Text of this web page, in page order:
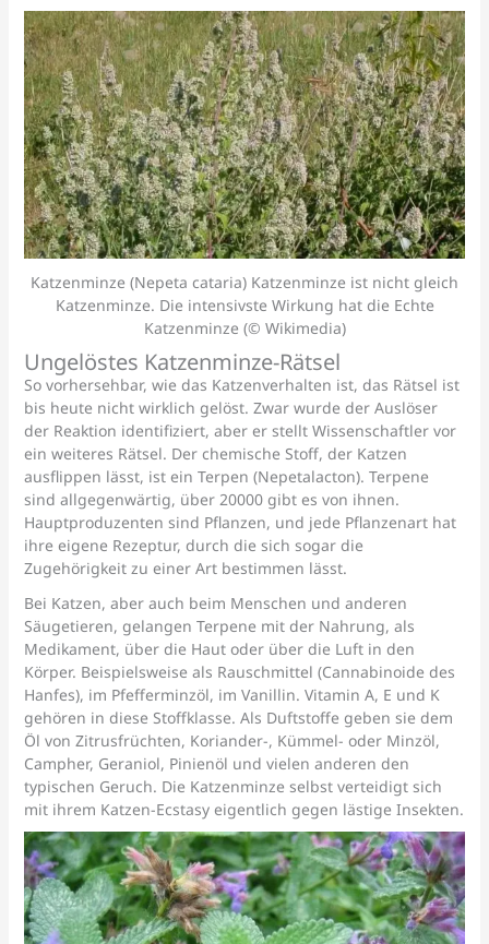
Katzenminze (Nepeta cataria) Katzenminze ist nicht gleich
Katzenminze. Die intensivste Wirkung hat die Echte
Katzenminze (© Wikimedia)
Ungelöstes Katzenminze-Rätsel
So vorhersehbar, wie das Katzenverhalten ist, das Rätsel ist
bis heute nicht wirklich gelöst. Zwar wurde der Auslöser
der Reaktion identifiziert, aber er stellt Wissenschaftler vor
ein weiteres Rätsel. Der chemische Stoff, der Katzen
ausflippen lässt, ist ein Terpen (Nepetalacton). Terpene
sind allgegenwärtig, über 20000 gibt es von ihnen.
Hauptproduzenten sind Pflanzen, und jede Pflanzenart hat
ihre eigene Rezeptur, durch die sich sogar die
Zugehörigkeit zu einer Art bestimmen lässt.
Bei Katzen, aber auch beim Menschen und anderen
Säugetieren, gelangen Terpene mit der Nahrung, als
Medikament, über die Haut oder über die Luft in den
Körper. Beispielsweise als Rauschmittel (Cannabinoide des
Hanfes), im Pfefferminzöl, im Vanillin. Vitamin A, E und K
gehören in diese Stoffklasse. Als Duftstoffe geben sie dem
Öl von Zitrusfrüchten, Koriander-, Kümmel- oder Minzöl,
Campher, Geraniol, Pinienöl und vielen anderen den
typischen Geruch. Die Katzenminze selbst verteidigt sich
mit ihrem Katzen-Ecstasy eigentlich gegen lästige Insekten.